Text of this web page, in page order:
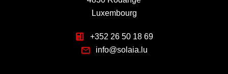
Luxembourg
+352 26 50 18 69
info@solaia.lu